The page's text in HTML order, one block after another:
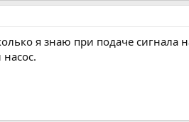
я знаю при подаче сигнала